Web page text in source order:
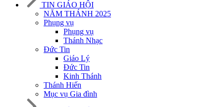
TIN GIÁO HỘI
NĂM THÁNH 2025
Phụng vụ
Phụng vụ
Thánh Nhạc
Đức Tin
Giáo Lý
Đức Tin
Kinh Thánh
Thánh Hiến
Mục vụ Gia đình